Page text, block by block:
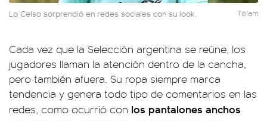
Lo Celso sorprendió en redes sociales con su look. Télam
Cada vez que la Selección argentina se reúne, los
jugadores llaman la atención dentro de la cancha,
pero también afuera. Su ropa siempre marca
tendencia y genera todo tipo de comentarios en las
redes, como ocurrió con los pantalones anchos